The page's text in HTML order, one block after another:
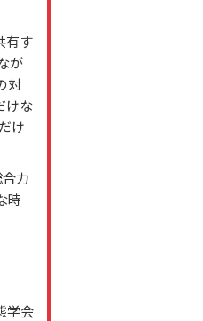
有す
が
対
けな
け
力
時
学会